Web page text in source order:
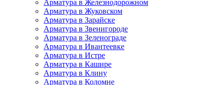
Арматура в Железнодорожном
Арматура в Жуковском
Арматура в Зарайске
Арматура в Звенигороде
Арматура в Зеленограде
Арматура в Ивантеевке
Арматура в Истре
Арматура в Кашире
Арматура в Клину
Арматура в Коломне